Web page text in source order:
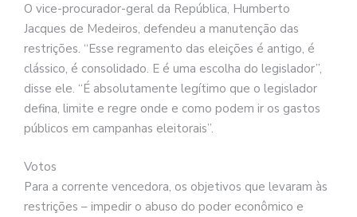
O vice-procurador-geral da República, Humberto
Jacques de Medeiros, defendeu a manutenção das
restrições. “Esse regramento das eleições é antigo, é
clássico, é consolidado. E é uma escolha do legislador”,
disse ele. “É absolutamente legítimo que o legislador
defina, limite e regre onde e como podem ir os gastos
públicos em campanhas eleitorais”.
Votos
Para a corrente vencedora, os objetivos que levaram às
restrições – impedir o abuso do poder econômico e